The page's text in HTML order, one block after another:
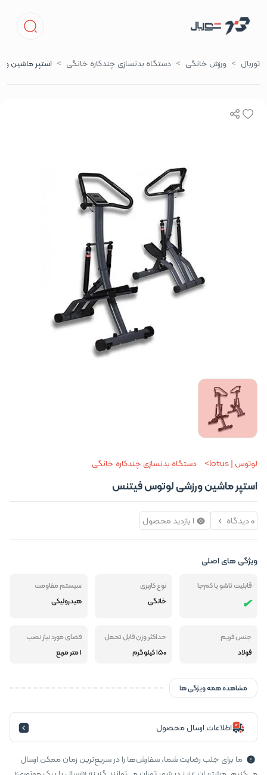
توربال ورزش خانگی دستگاه بدنسازی چندکاره خانگی استپر ماشین
لوتوس | lotus دستگاه بدنسازی چندکاره خانگی
استپر ماشین ورزشی لوتوس فیتنس
0 دیدگاه 1 بازدید محصول
ویژگی های اصلی
قابلیت تاشو یا کم‌جا
نوع کاربری
خانگی
سیستم مقاومت
هیدرولیکی
جنس فریم
فولاد
حداکثر وزن قابل تحمل
150 کیلوگرم
فضای مورد نیاز نصب
1 متر مربع
مشاهده همه ویژگی ها
اطلاعات ارسال محصول
ما برای جلب رضایت شما، سفارش‌ها را در سریع‌ترین زمان ممکن ارسال